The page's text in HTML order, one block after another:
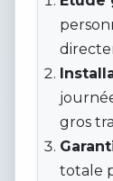
gros
totale